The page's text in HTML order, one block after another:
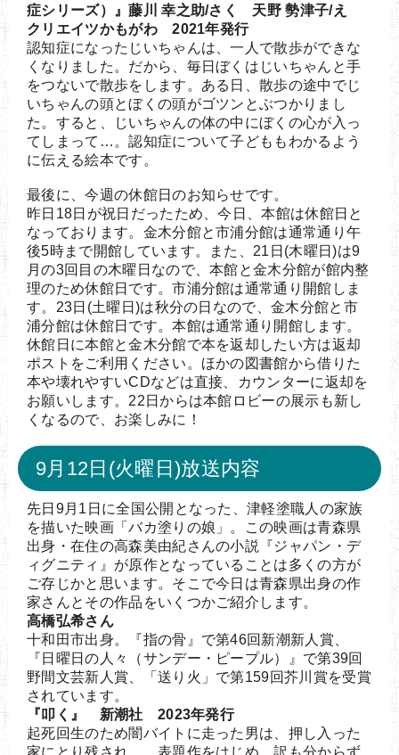
症シリーズ）』藤川 幸之助/さく 天野 勢津子/え
クリエイツかもがわ 2021年発行
認知症になったじいちゃんは、一人で散歩ができな
くなりました。だから、毎日ぼくはじいちゃんと手
をつないで散歩をします。ある日、散歩の途中でじ
いちゃんの頭とぼくの頭がゴツンとぶつかりまし
た。すると、じいちゃんの体の中にぼくの心が入っ
てしまって…。認知症について子どももわかるよう
に伝える絵本です。
最後に、今週の休館日のお知らせです。
昨日18日が祝日だったため、今日、本館は休館日と
なっております。金木分館と市浦分館は通常通り午
後5時まで開館しています。また、21日(木曜日)は9
月の3回目の木曜日なので、本館と金木分館が館内整
理のため休館日です。市浦分館は通常通り開館しま
す。23日(土曜日)は秋分の日なので、金木分館と市
浦分館は休館日です。本館は通常通り開館します。
休館日に本館と金木分館で本を返却したい方は返却
ポストをご利用ください。ほかの図書館から借りた
本や壊れやすいCDなどは直接、カウンターに返却を
お願いします。22日からは本館ロビーの展示も新し
くなるので、お楽しみに！
9月12日(火曜日)放送内容
先日9月1日に全国公開となった、津軽塗職人の家族
を描いた映画「バカ塗りの娘」。この映画は青森県
出身・在住の高森美由紀さんの小説『ジャパン・デ
ィグニティ』が原作となっていることは多くの方が
ご存じかと思います。そこで今日は青森県出身の作
家さんとその作品をいくつかご紹介します。
高橋弘希さん
十和田市出身。『指の骨』で第46回新潮新人賞、
『日曜日の人々（サンデー・ピープル）』で第39回
野間文芸新人賞、「送り火」で第159回芥川賞を受賞
されています。
『叩く』 新潮社 2023年発行
起死回生のため闇バイトに走った男は、押し入った
家にとり残され…。表題作をはじめ、訳も分からず